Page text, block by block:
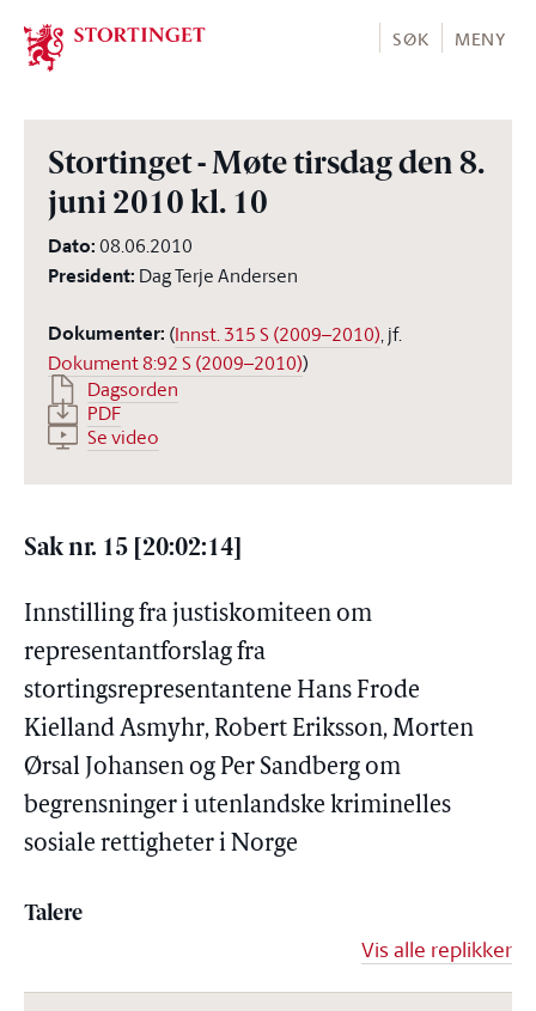
Stortinget.no
SØK MENY
Stortinget - Møte tirsdag den 8.
juni 2010 kl. 10
Dato:08.06.2010
President: Dag Terje Andersen
Dokumenter: (Innst. 315 S (2009–2010), jf.
Dokument 8:92 S (2009–2010))
Dagsorden
PDF
Se video
Sak nr. 15 [20:02:14]
Innstilling fra justiskomiteen om
representantforslag fra
stortingsrepresentantene Hans Frode
Kielland Asmyhr, Robert Eriksson, Morten
Ørsal Johansen og Per Sandberg om
begrensninger i utenlandske kriminelles
sosiale rettigheter i Norge
Talere
Vis alle replikker